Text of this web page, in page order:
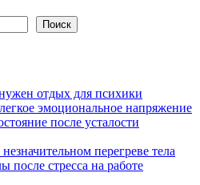
Поиск
отдых для психики
эмоциональное напряжение
после усталости
перегреве тела
после стресса на работе